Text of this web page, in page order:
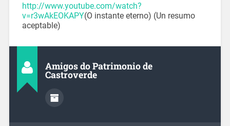
http://www.youtube.com/watch?
v=r3wAkEOKAPY(O instante eterno) (Un resumo
aceptable)
Amigos do Patrimonio de
Castroverde